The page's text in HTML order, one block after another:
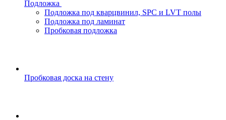
Подложка
Подложка под кварцвинил, SPC и LVT полы
Подложка под ламинат
Пробковая подложка
Пробковая доска на стену